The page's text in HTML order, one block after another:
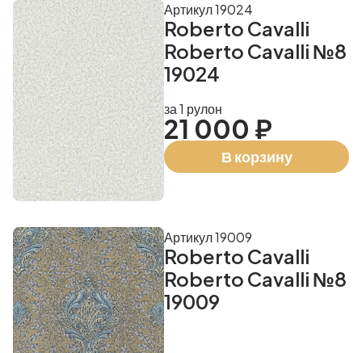
Roberto Cavalli
Roberto Cavalli №8
19024
Артикул 19024
за 1 рулон
21 000 ₽
В корзину
Roberto Cavalli
Roberto Cavalli №8
19009
Артикул 19009